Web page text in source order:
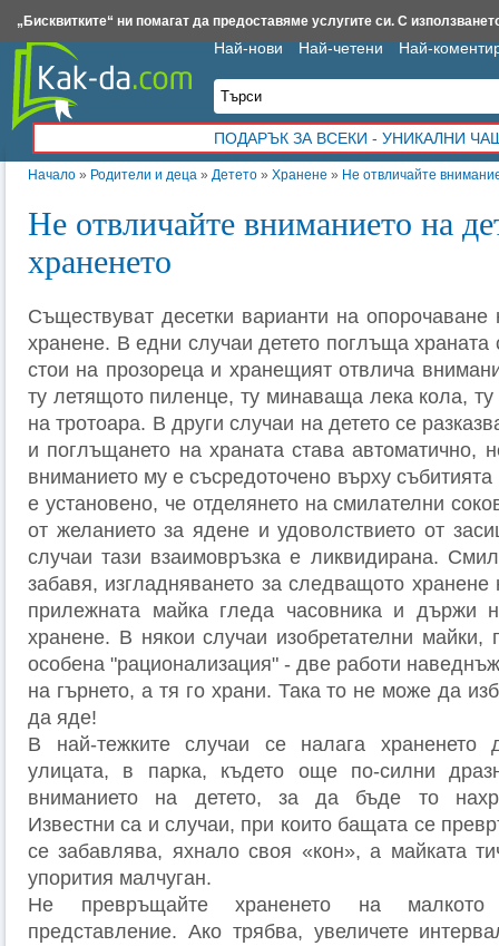
Начало » Родители и деца » Детето » Хранене » Не отвличайте
Не отвличайте вниманието на
храненето
Съществуват десетки варианти на
хранене. В едни случаи детето поглъща храната
стои на прозореца и хранещият отвлича
ту летящото пиленце, ту минаваща лека кола, ту
на тротоара. В други случаи на детето се
и поглъщането на храната става автоматично,
вниманието му е съсредоточено върху събитията
е установено, че отделянето на смилателни
от желанието за ядене и удоволствието от
случаи тази взаимовръзка е ликвидирана.
забавя, изгладняването за следващото
прилежната майка гледа часовника и държи
хранене. В някои случаи изобретателни майки,
особена "рационализация" - две работи
на гърнето, а тя го храни. Така то не може да
да яде!
В най-тежките случаи се налага
улицата, в парка, където още по-силни
вниманието на детето, за да бъде то
Известни са и случаи, при които бащата се
се забавлява, яхнало своя «кон», а майката
упорития малчуган.
Не превръщайте храненето на
представление. Ако трябва, увеличете
Най-нови Най-четени Най-
ПОДАРЪК ЗА ВСЕКИ - УНИКАЛНИ
Insert.bg Framar.bg Kak-da.com Iztochnik.com BauBau.bg NewAge.bg
„Бисквитките“ ни помагат да предоставяме услугите си. С